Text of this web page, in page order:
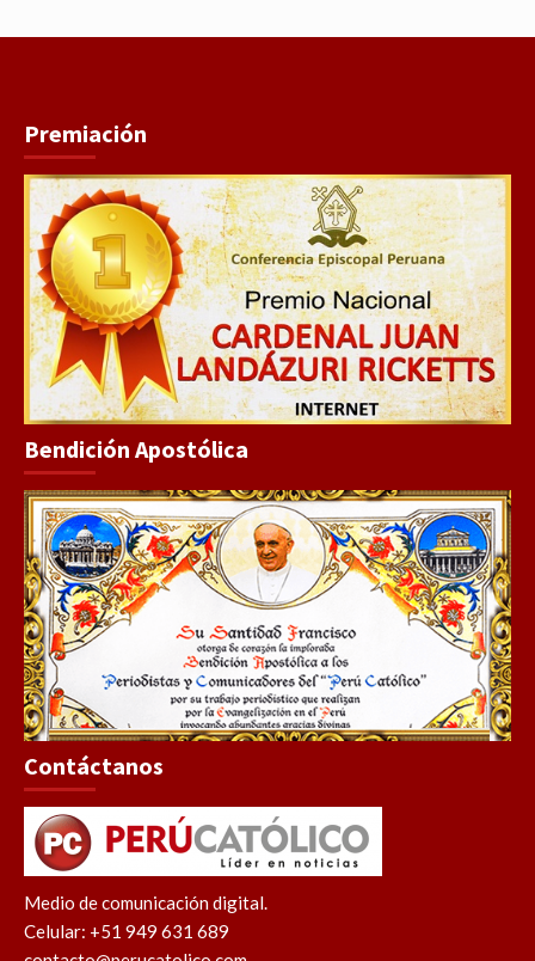
Premiación
Bendición Apostólica
Contáctanos
Medio de comunicación digital.
Celular: +51 949 631 689